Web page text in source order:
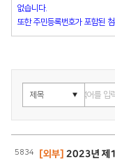
없습니다.
또한 주민등록번호가 포함된
5834 [외부] 2023년 제